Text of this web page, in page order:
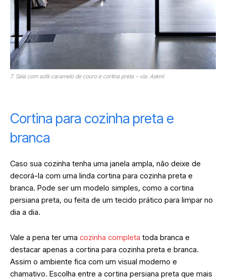
7. Sala com sofá caramelo de couro e cortina preta – via: Askmi
Cortina para cozinha preta e
branca
Caso sua cozinha tenha uma janela ampla, não deixe de
decorá-la com uma linda cortina para cozinha preta e
branca. Pode ser um modelo simples, como a cortina
persiana preta, ou feita de um tecido prático para limpar no
dia a dia.
Vale a pena ter uma cozinha completa toda branca e
destacar apenas a cortina para cozinha preta e branca.
Assim o ambiente fica com um visual moderno e
chamativo. Escolha entre a cortina persiana preta que mais